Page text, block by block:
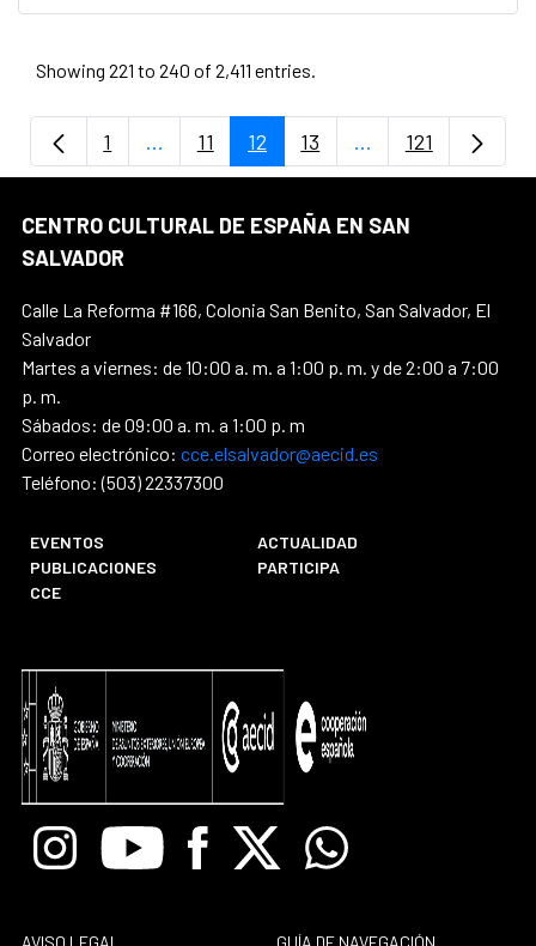
Showing 221 to 240 of 2,411 entries.
Page
1 ...Intermediate Pages Use TAB to navigate.
Page
11 Page
12 Page
13 ...Intermediate
Page
121
CENTRO CULTURAL DE ESPAÑA EN SAN
SALVADOR
Calle La Reforma #166, Colonia San Benito, San Salvador, El
Salvador
Martes a viernes: de 10:00 a. m. a 1:00 p. m. y de 2:00 a 7:00
p. m.
Sábados: de 09:00 a. m. a 1:00 p. m
Correo electrónico: cce.elsalvador@aecid.es
Teléfono: (503) 22337300
EVENTOS
ACTUALIDAD
PUBLICACIONES
PARTICIPA
CCE
InstagramYoutube Facebook
X Whatsapp